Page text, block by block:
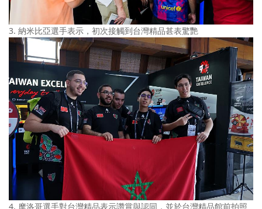
3. 納米比亞選手表示，初次接觸到台灣精品甚表驚艷
4. 摩洛哥選手對台灣精品表示讚賞與認同，並於台灣精品館前拍照